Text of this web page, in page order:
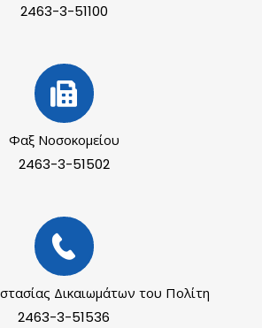
2463-3-51100
Φαξ Νοσοκομείου
2463-3-51502
Δικαιωμάτων του Πολίτη
2463-3-51536